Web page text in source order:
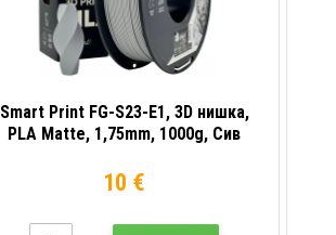
Smart Print FG-S23-E1, 3D нишка,
PLA Matte, 1,75mm, 1000g, Сив
10 €